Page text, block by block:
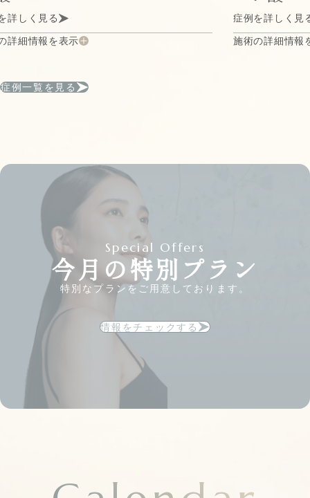
見る
報を表示
症例を詳しく見る
施術の詳細情報を表示
症例一覧を見る
Special Offers
今月の特別プラン
特別なプランをご用意しております。
情報をチェックする